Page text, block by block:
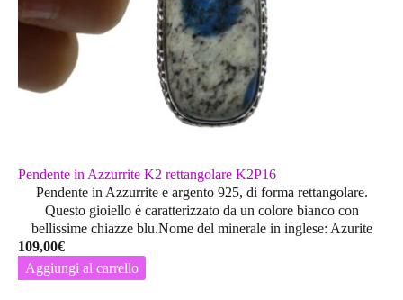
Pendente in Azzurrite K2 rettangolare K2P16
Pendente in Azzurrite e argento 925, di forma rettangolare.
Questo gioiello è caratterizzato da un colore bianco con
bellissime chiazze blu.Nome del minerale in inglese: Azurite
109,00€
Aggiungi al carrello